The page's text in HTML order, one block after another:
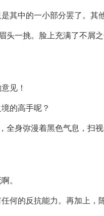
其中的一小部分罢了。其
头一挑。脸上充满了不屑
见！
的高手呢？
全身弥漫着黑色气息，扫
。
何的反抗能力。再加上，